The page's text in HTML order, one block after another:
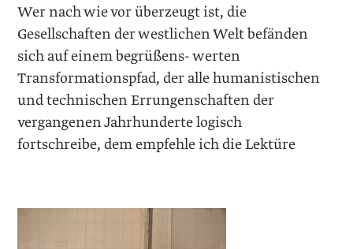
Wer nach wie vor überzeugt ist, die
Gesellschaften der westlichen Welt befänden
sich auf einem begrüßens- werten
Transformationspfad, der alle humanistischen
und technischen Errungenschaften der
vergangenen Jahrhunderte logisch
fortschreibe, dem empfehle ich die Lektüre